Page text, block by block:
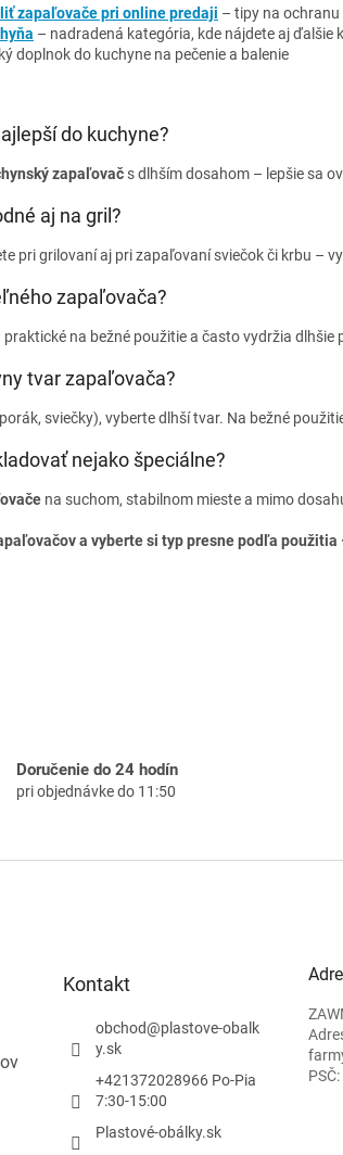
zapaľovače pri online predaji – tipy na ochranu
– nadradená kategória, kde nájdete aj ďalšie
doplnok do kuchyne na pečenie a balenie
do kuchyne?
zapaľovač s dlhším dosahom – lepšie sa
aj na gril?
pri grilovaní aj pri zapaľovaní sviečok či krbu –
zapaľovača?
praktické na bežné použitie a často vydržia dlhšie
tvar zapaľovača?
sviečky), vyberte dlhší tvar. Na bežné
nejako špeciálne?
na suchom, stabilnom mieste a mimo
a vyberte si typ presne podľa
Doručenie do 24 hodín
pri objednávke do 11:50
Kontakt
obchod@plastove-obalk
y.sk
+421372028966 Po-Pia
7:30-15:00
Plastové-obálky.sk